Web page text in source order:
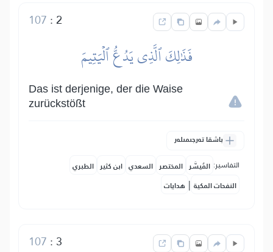
2
:
107
فَذَٰلِكَ ٱلَّذِي يَدُعُّ ٱلۡيَتِيمَ
Das ist derjenige, der die Waise
zurückstößt
باشقا تەرجىمىلەر
التفاسير: المُيسَّر المختصر السعدي ابن كثير الطبري
النفحات المكية | هدايات
3
:
107